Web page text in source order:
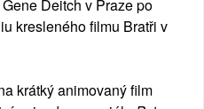
Deitch v Praze po
kresleného filmu Bratři v
krátký animovaný film